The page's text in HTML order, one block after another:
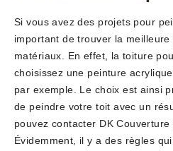
Si vous avez des projets pour
important de trouver la
matériaux. En effet, la toiture
choisissez une peinture
par exemple. Le choix est ainsi
de peindre votre toit avec un
pouvez contacter DK
Évidemment, il y a des règles